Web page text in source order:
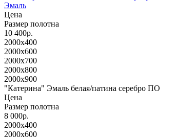
Эмаль
Цена
Размер полотна
10 400р.
2000x400
2000x600
2000x700
2000x800
2000x900
"Катерина" Эмаль белая/патина серебро ПО
Цена
Размер полотна
8 000р.
2000x400
2000x600